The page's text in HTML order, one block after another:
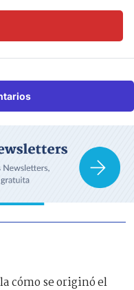
cómo se originó el